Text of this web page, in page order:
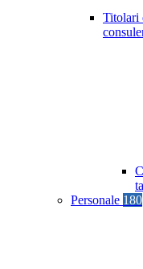
Titolari
Personale 180